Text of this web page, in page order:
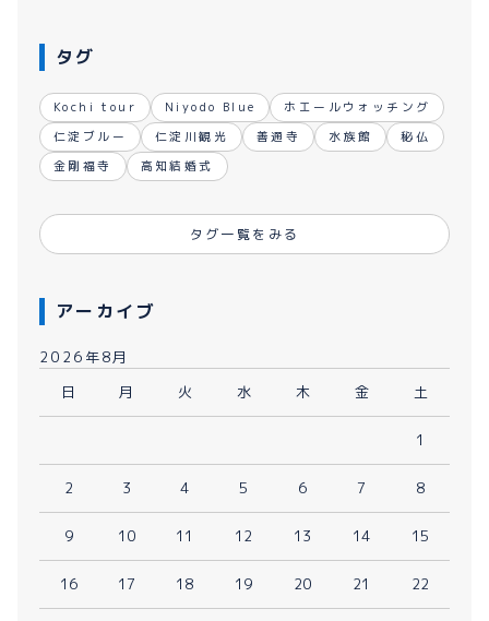
タグ
Kochi tour Niyodo Blue
ホエールウォッチング
仁淀ブルー
仁淀川観光 善通寺 水族館
秘仏
金剛福寺
高知結婚式
タグ一覧をみる
アーカイブ
2026年8月
日
月 火 水 木 金 土
1
2 3 4 5 6 7 8
9 10 11 12 13 14 15
16 17 18 19 20 21 22